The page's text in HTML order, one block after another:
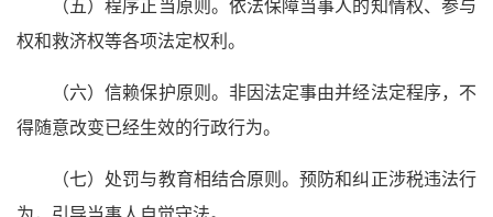
（五）程序正当原则。依法保障当事人的知情权、参与
权和救济权等各项法定权利。
（六）信赖保护原则。非因法定事由并经法定程序，不
得随意改变已经生效的行政行为。
（七）处罚与教育相结合原则。预防和纠正涉税违法行